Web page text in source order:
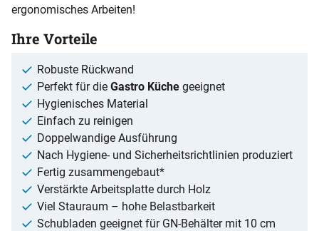
ergonomisches Arbeiten!
Ihre Vorteile
Robuste Rückwand
Perfekt für die Gastro Küche geeignet
Hygienisches Material
Einfach zu reinigen
Doppelwandige Ausführung
Nach Hygiene- und Sicherheitsrichtlinien produziert
Fertig zusammengebaut*
Verstärkte Arbeitsplatte durch Holz
Viel Stauraum – hohe Belastbarkeit
Schubladen geeignet für GN-Behälter mit 10 cm